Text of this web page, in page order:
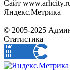
Сайт
Яндекс.Метрика
© 2005-2025
Статистика